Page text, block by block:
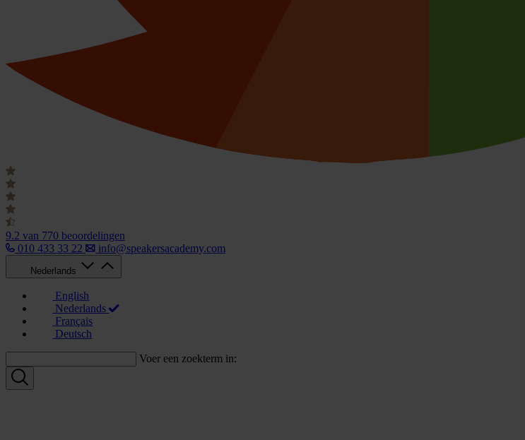
9.2 van 770 beoordelingen
010 433 33 22
info@speakersacademy.com
Nederlands
English
Nederlands
Français
Deutsch
Voer een zoekterm in: